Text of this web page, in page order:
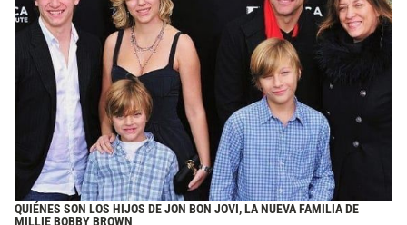
QUIÉNES SON LOS HIJOS DE JON BON JOVI, LA NUEVA FAMILIA DE
MILLIE BOBBY BROWN